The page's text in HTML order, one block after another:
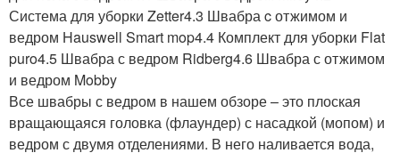
Система для уборки Zetter4.3 Швабра c отжимом и
ведром Hauswell Smart mop4.4 Комплект для уборки Flat
puro4.5 Швабра с ведром Ridberg4.6 Швабра с отжимом
и ведром Mobby
Все швабры с ведром в нашем обзоре – это плоская
вращающаяся головка (флаундер) с насадкой (мопом) и
ведром с двумя отделениями. В него наливается вода,